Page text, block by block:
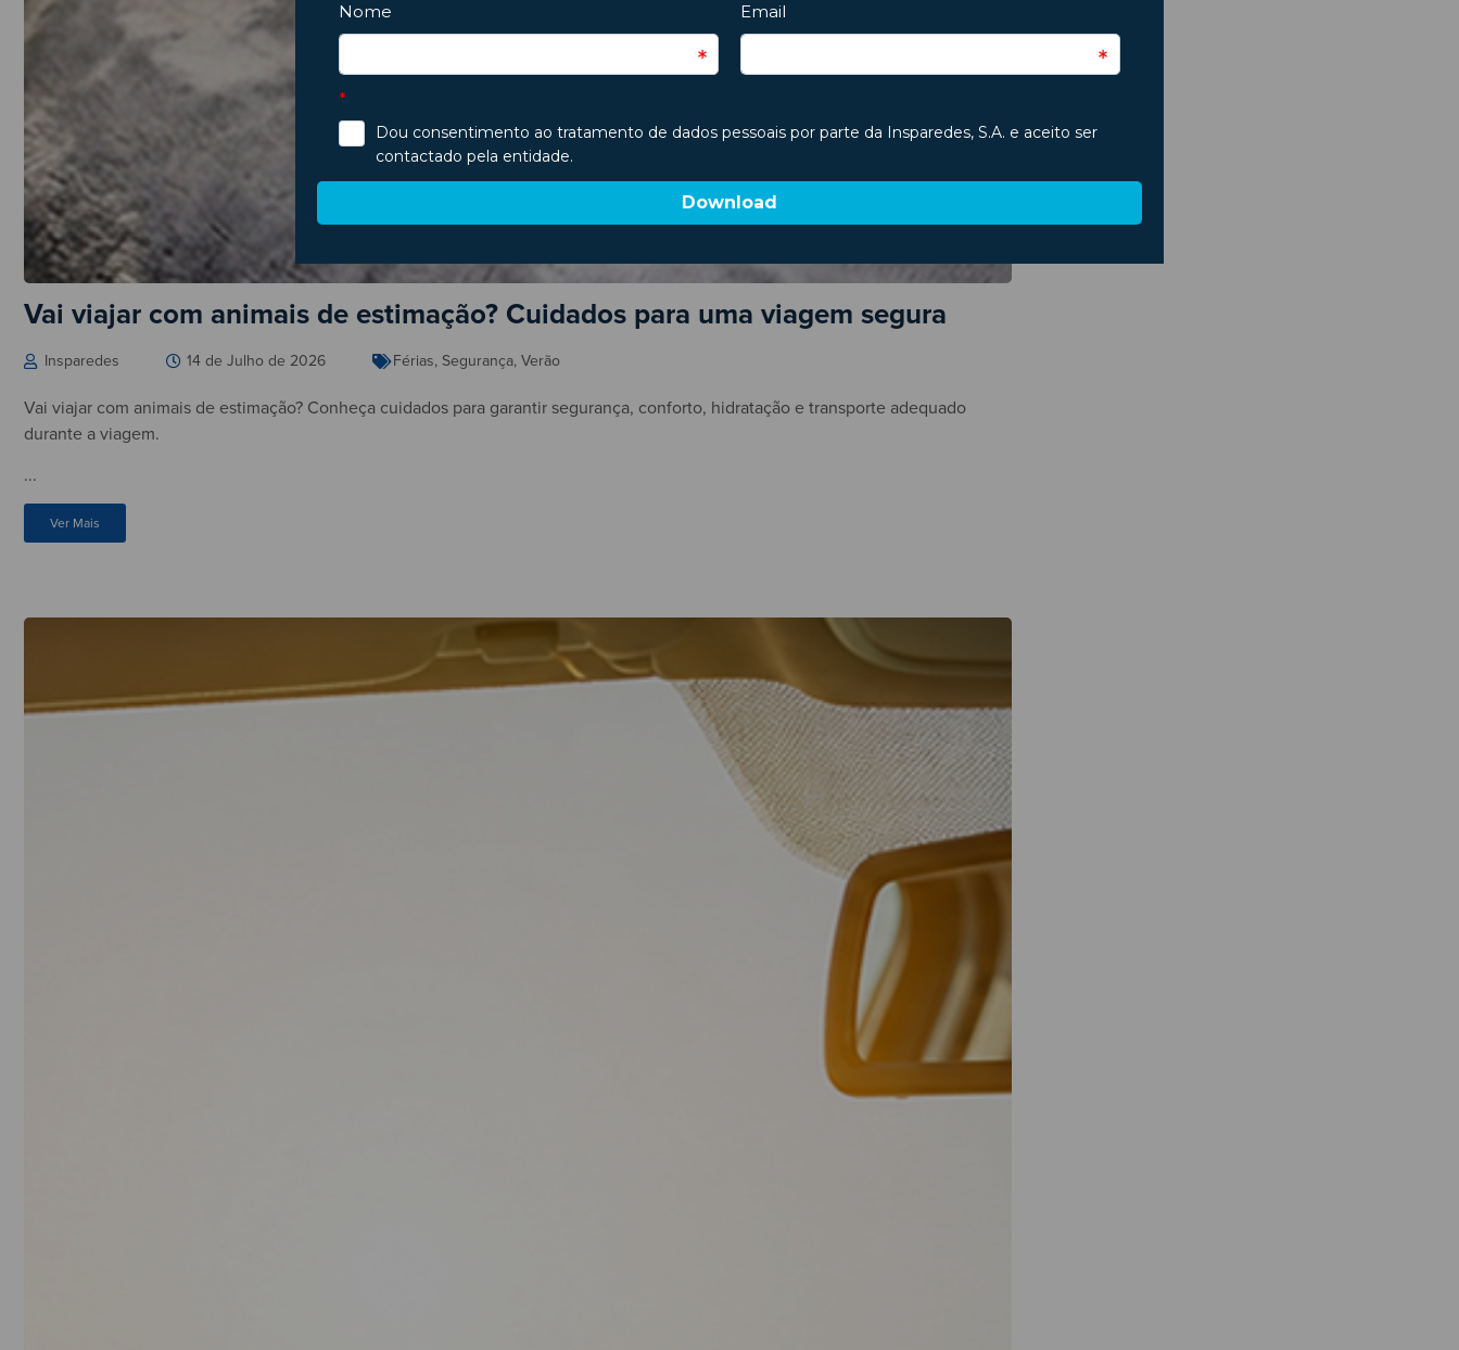
Vai viajar com animais de estimação? Cuidados para uma viagem segura
Insparedes 14 de Julho de 2026 Férias, Segurança, Verão
Vai viajar com animais de estimação? Conheça cuidados para garantir segurança, conforto, hidratação e transporte adequado
durante a viagem.
...
Ver Mais
Seguros